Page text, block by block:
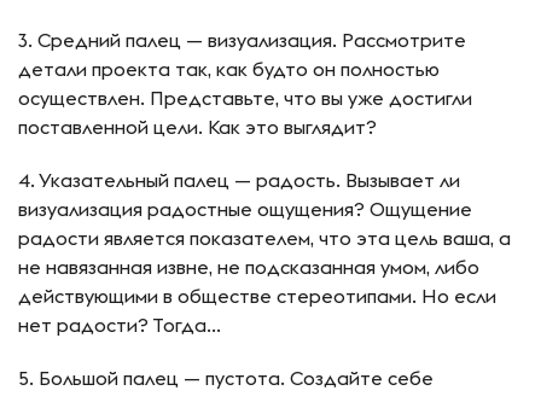
3. Средний палец — визуализация. Рассмотрите
детали проекта так, как будто он полностью
осуществлен. Представьте, что вы уже достигли
поставленной цели. Как это выглядит?
4. Указательный палец — радость. Вызывает ли
визуализация радостные ощущения? Ощущение
радости является показателем, что эта цель ваша, а
не навязанная извне, не подсказанная умом, либо
действующими в обществе стереотипами. Но если
нет радости? Тогда…
5. Большой палец — пустота. Создайте себе